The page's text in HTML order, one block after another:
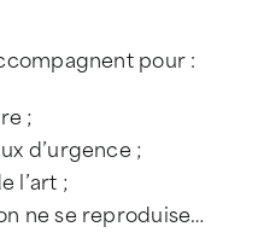
pour :
;
d’urgence ;
l’art ;
ne se reproduise…